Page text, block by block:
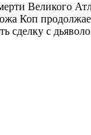
Великого
Коп
сделку с